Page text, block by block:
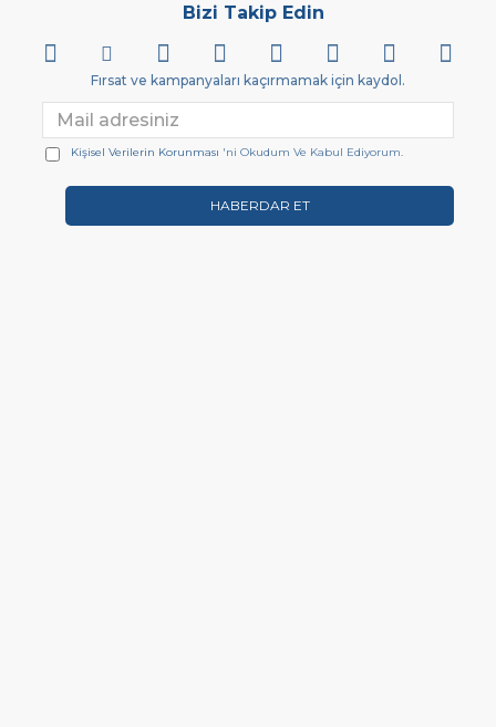
Bizi Takip Edin
Fırsat ve kampanyaları kaçırmamak için kaydol.
HABERDAR ET
Kişisel Verilerin Korunması 'ni Okudum Ve Kabul Ediyorum.